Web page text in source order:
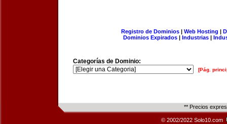
Registro de Dominios| Web Hosting |
Dominios Expirados | Industrias |
Categorías de Dominio:
[Pág.
** Precios
© 2002/2022 Solo10.com